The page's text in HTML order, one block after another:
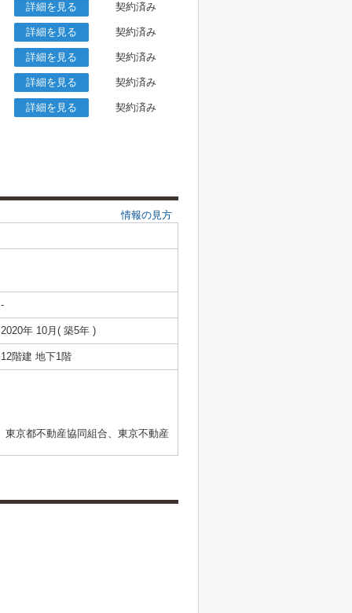
詳細を見る 契約済み
詳細を見る 契約済み
詳細を見る 契約済み
詳細を見る 契約済み
詳細を見る 契約済み
情報の見方
-
2020年 10月( 築5年 )
12階建 地下1階
京都不動産協同組合、東京不動産